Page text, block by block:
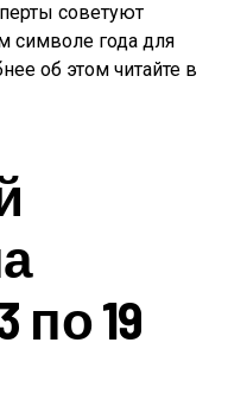
советуют
символе года для
об этом читайте в
по 19